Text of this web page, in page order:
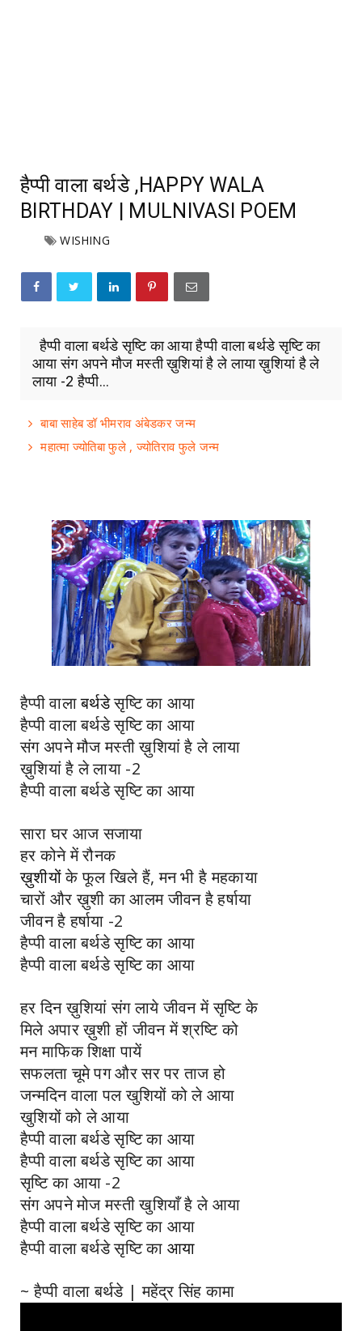
हैप्पी वाला बर्थडे ,HAPPY WALA
BIRTHDAY | MULNIVASI POEM
WISHING
हैप्पी वाला बर्थडे सृष्टि का आया हैप्पी वाला बर्थडे सृष्टि का
आया संग अपने मौज मस्ती ख़ुशियां है ले लाया ख़ुशियां है ले
लाया -2 हैप्पी...
बाबा साहेब डॉ भीमराव अंबेडकर जन्म
महात्मा ज्योतिबा फुले , ज्योतिराव फुले जन्म
हैप्पी वालाबर्थडेसृष्टि का आया
हैप्पी वाला बर्थडे सृष्टि का आया
संग अपने मौज मस्ती ख़ुशियां है ले लाया
ख़ुशियां है ले लाया -2
हैप्पी वाला बर्थडे सृष्टि का आया
सारा घर आज सजाया
हर कोने में रौनक
ख़ुशीयोंके फूल खिले हैं, मन भी है महकाया
चारों और ख़ुशी का आलम जीवन है हर्षाया
जीवन है हर्षाया -2
हैप्पी वाला बर्थडे सृष्टि का आया
हैप्पी वाला बर्थडे सृष्टि का आया
हर दिन ख़ुशियां संग लाये जीवन में सृष्टि के
मिले अपार ख़ुशी हों जीवन में श्रष्टि को
मन माफिक शिक्षा पायें
सफलता चूमे पग और सर पर ताज हो
जन्मदिन वाला पल खुशियों को ले आया
खुशियों को ले आया
हैप्पी वाला बर्थडे सृष्टि का आया
हैप्पी वाला बर्थडे सृष्टि का आया
सृष्टि का आया -2
संग अपने मोज मस्ती खुशियाँ है ले आया
हैप्पी वाला बर्थडे सृष्टि का आया
हैप्पी वाला बर्थडे सृष्टि का आया
~ हैप्पी वाला बर्थडे | महेंद्र सिंह कामा